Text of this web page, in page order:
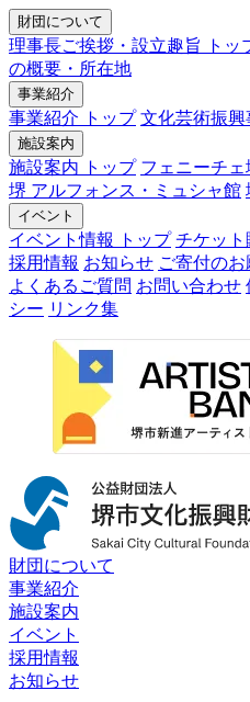
財団について
理事長ご挨拶・設立趣旨 トッ
の概要・所在地
事業紹介
事業紹介 トップ 文化芸術振興
施設案内
施設案内 トップ フェニーチェ
堺 アルフォンス・ミュシャ館
イベント
イベント情報 トップ チケット
採用情報 お知らせ ご寄付のお
よくあるご質問 お問い合わせ
シー リンク集
財団について
事業紹介
施設案内
イベント
採用情報
お知らせ